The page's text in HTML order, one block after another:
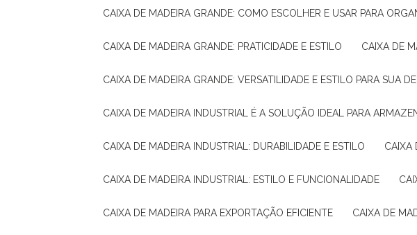
CAIXA DE MADEIRA GRANDE: COMO ESCOLHER E USAR PARA
CAIXA DE MADEIRA GRANDE: PRATICIDADE E ESTILO CAIXA DE
CAIXA DE MADEIRA GRANDE: VERSATILIDADE E ESTILO PARA SUA
CAIXA DE MADEIRA INDUSTRIAL É A SOLUÇÃO IDEAL PARA
CAIXA DE MADEIRA INDUSTRIAL: DURABILIDADE E ESTILO
CAIXA DE MADEIRA INDUSTRIAL: ESTILO E FUNCIONALIDADE
CAIXA DE MADEIRA PARA EXPORTAÇÃO EFICIENTE CAIXA DE